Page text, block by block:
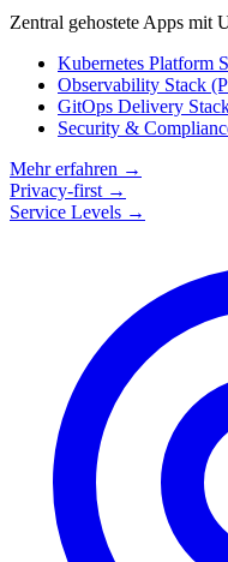
Zentral gehostete Apps mit
Kubernetes Platform
Observability Stack
GitOps Delivery
Security &
Mehr erfahren →
Privacy-first →
Service Levels →